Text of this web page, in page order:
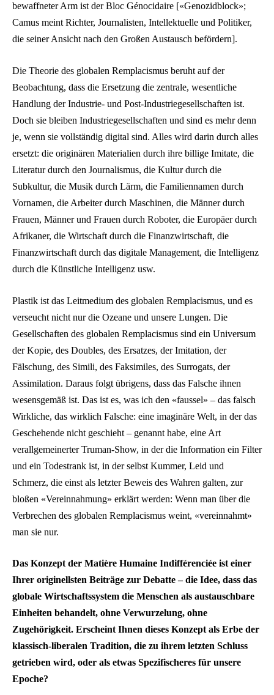
bewaffneter Arm ist der Bloc Génocidaire [«Genozidblock»;
Camus meint Richter, Journalisten, Intellektuelle und Politiker,
die seiner Ansicht nach den Großen Austausch befördern].
Die Theorie des globalen Remplacismus beruht auf der
Beobachtung, dass die Ersetzung die zentrale, wesentliche
Handlung der Industrie- und Post-Industriegesellschaften ist.
Doch sie bleiben Industriegesellschaften und sind es mehr denn
je, wenn sie vollständig digital sind. Alles wird darin durch alles
ersetzt: die originären Materialien durch ihre billige Imitate, die
Literatur durch den Journalismus, die Kultur durch die
Subkultur, die Musik durch Lärm, die Familiennamen durch
Vornamen, die Arbeiter durch Maschinen, die Männer durch
Frauen, Männer und Frauen durch Roboter, die Europäer durch
Afrikaner, die Wirtschaft durch die Finanzwirtschaft, die
Finanzwirtschaft durch das digitale Management, die Intelligenz
durch die Künstliche Intelligenz usw.
Plastik ist das Leitmedium des globalen Remplacismus, und es
verseucht nicht nur die Ozeane und unsere Lungen. Die
Gesellschaften des globalen Remplacismus sind ein Universum
der Kopie, des Doubles, des Ersatzes, der Imitation, der
Fälschung, des Simili, des Faksimiles, des Surrogats, der
Assimilation. Daraus folgt übrigens, dass das Falsche ihnen
wesensgemäß ist. Das ist es, was ich den «faussel» – das falsch
Wirkliche, das wirklich Falsche: eine imaginäre Welt, in der das
Geschehende nicht geschieht – genannt habe, eine Art
verallgemeinerter Truman-Show, in der die Information ein Filter
und ein Todestrank ist, in der selbst Kummer, Leid und
Schmerz, die einst als letzter Beweis des Wahren galten, zur
bloßen «Vereinnahmung» erklärt werden: Wenn man über die
Verbrechen des globalen Remplacismus weint, «vereinnahmt»
man sie nur.
Das Konzept der Matière Humaine Indifférenciée ist einer
Ihrer originellsten Beiträge zur Debatte – die Idee, dass das
globale Wirtschaftssystem die Menschen als austauschbare
Einheiten behandelt, ohne Verwurzelung, ohne
Zugehörigkeit. Erscheint Ihnen dieses Konzept als Erbe der
klassisch-liberalen Tradition, die zu ihrem letzten Schluss
getrieben wird, oder als etwas Spezifischeres für unsere
Epoche?